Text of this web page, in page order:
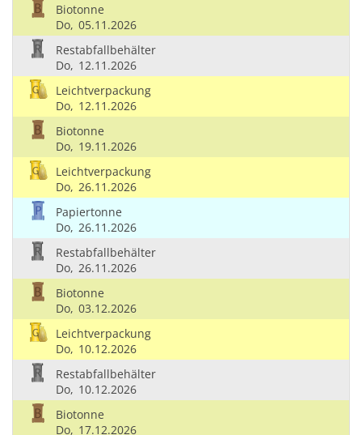
Biotonne
Do, 05.11.2026
Restabfallbehälter
Do, 12.11.2026
Leichtverpackung
Do, 12.11.2026
Biotonne
Do, 19.11.2026
Leichtverpackung
Do, 26.11.2026
Papiertonne
Do, 26.11.2026
Restabfallbehälter
Do, 26.11.2026
Biotonne
Do, 03.12.2026
Leichtverpackung
Do, 10.12.2026
Restabfallbehälter
Do, 10.12.2026
Biotonne
Do, 17.12.2026